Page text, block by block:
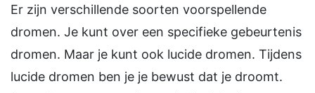
Er zijn verschillende soorten voorspellende
dromen. Je kunt over een specifieke gebeurtenis
dromen. Maar je kunt ook lucide dromen. Tijdens
lucide dromen ben je je bewust dat je droomt.